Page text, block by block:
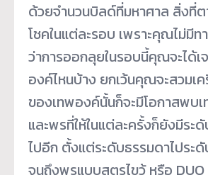
ด้วยจำนวนบิลด์ที่มหาศาล สิ่งที่
โชคในแต่ละรอบ เพราะคุณไม่มีท
ว่าการออกลุยในรอบนี้คุณจะได้
องค์ไหนบ้าง ยกเว้นคุณจะสวมเ
ของเทพองค์นั้นก็จะมีโอกาสพบ
และพรที่ให้ในแต่ละครั้งก็ยังมีระ
ไปอีก ตั้งแต่ระดับธรรมดาไประดั
จนถึงพรแบบสูตรไขว้ หรือ DUO